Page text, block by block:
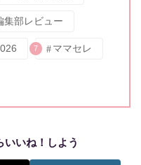
集部レビュー
7 ママセレ
いいね！しよう